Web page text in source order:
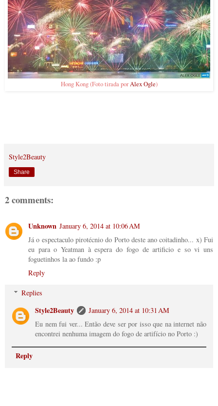
Hong Kong (Foto tirada porAlex Ogle)
Style2Beauty
Share
2 comments:
Unknown January 6, 2014 at 10:06 AM
Já o espectaculo pirotécnio do Porto deste ano coitadinho... x) Fui
eu para o Yeatman à espera do fogo de artificio e so vi uns
foguetinhos la ao fundo :p
Reply
Replies
Style2Beauty
January 6, 2014 at 10:31 AM
Eu nem fui ver... Então deve ser por isso que na internet não
encontrei nenhuma imagem do fogo de artifício no Porto :)
Reply